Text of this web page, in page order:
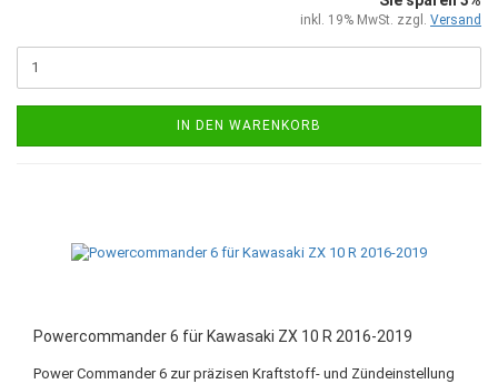
inkl. 19% MwSt. zzgl. Versand
IN DEN WARENKORB
Powercommander 6 für Kawasaki ZX 10 R 2016-2019
Power Commander 6 zur präzisen Kraftstoff- und Zündeinstellung